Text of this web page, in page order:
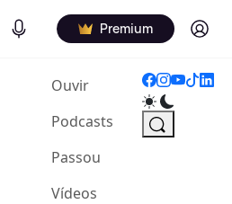
Podcasts Premium Log in
Ouvir(current)
Podcasts
Passou
Vídeos